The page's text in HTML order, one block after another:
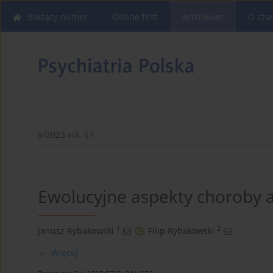
Bieżący numer Online first O
5/2023 vol. 57
Ewolucyjne aspekty
Janusz Rybakowski 1 , Filip Rybakowski 2
Więcej